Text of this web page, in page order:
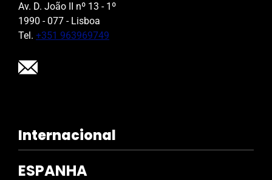
Av. D. João II nº 13 - 1º
1990 - 077 - Lisboa
Tel. +351 963969749
Internacional
ESPANHA